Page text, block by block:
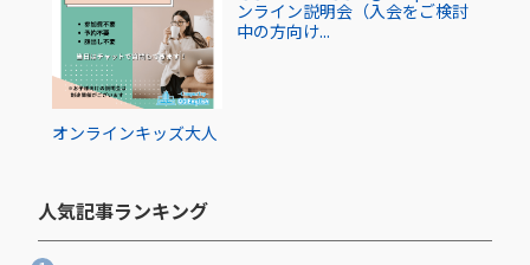
オンラインキッズ大人
ンライン説明会（入会をご検討
中の方向け...
人気記事ランキング​